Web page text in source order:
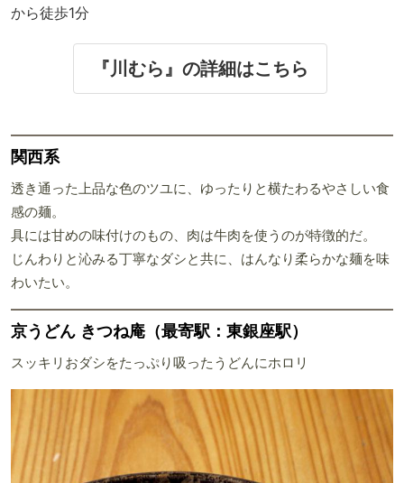
から徒歩1分
『川むら』の詳細はこちら
関西系
透き通った上品な色のツユに、ゆったりと横たわるやさしい食
感の麺。
具には甘めの味付けのもの、肉は牛肉を使うのが特徴的だ。
じんわりと沁みる丁寧なダシと共に、はんなり柔らかな麺を味
わいたい。
京うどん きつね庵（最寄駅：東銀座駅）
スッキリおダシをたっぷり吸ったうどんにホロリ